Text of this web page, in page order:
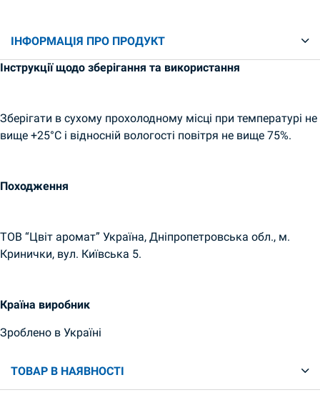
ІНФОРМАЦІЯ ПРО ПРОДУКТ
Інструкції щодо зберігання та використання
Зберігати в сухому прохолодному місці при температурі не
вище +25°С і відносній вологості повітря не вище 75%.
Походження
ТОВ “Цвіт аромат” Україна, Дніпропетровська обл., м.
Кринички, вул. Київська 5.
Країна виробник
Зроблено в Україні
ТОВАР В НАЯВНОСТІ